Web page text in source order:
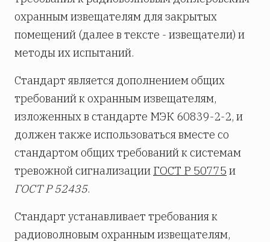
охранным извещателям для закрытых
помещений (далее в тексте - извещатели) и
методы их испытаний.
Стандарт является дополнением общих
требований к охранным извещателям,
изложенных в стандарте МЭК 60839-2-2, и
должен также использоваться вместе со
стандартом общих требований к системам
тревожной сигнализации ГОСТ Р 50775 и
ГОСТ Р 52435.
Стандарт устанавливает требования к
радиоволновым охранным извещателям,